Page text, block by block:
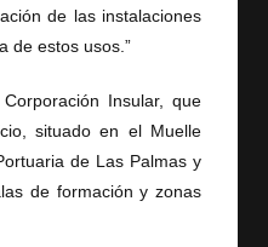
de las instalaciones
de estos usos.”
Insular, que
situado en el Muelle
de Las Palmas y
de formación y zonas